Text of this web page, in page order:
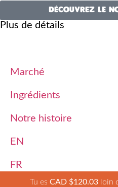
DÉCOUVREZ LE
Plus de détails
Marché
Ingrédients
Notre histoire
EN
FR
Tu es CAD $120.03 loin